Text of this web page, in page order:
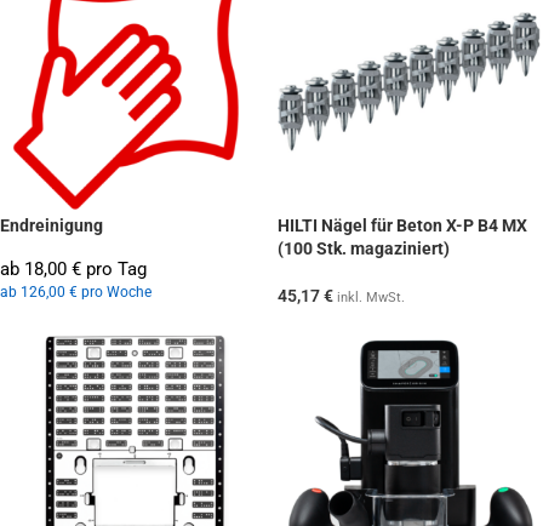
Endreinigung
ab 18,00 € pro Tag
ab 126,00 € pro Woche
HILTI Nägel für Beton X-P B4 MX
(100 Stk. magaziniert)
45,17€ inkl. MwSt.